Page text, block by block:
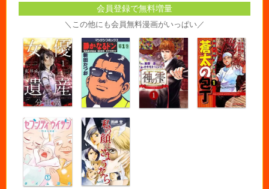
会員登録で無料増量
＼この他にも会員無料漫画がいっぱい／